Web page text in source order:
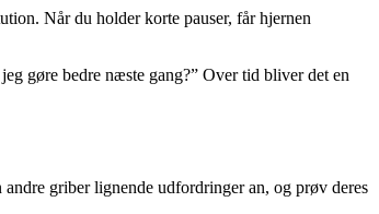
Når du holder korte pauser, får hjernen
gøre bedre næste gang?” Over tid bliver det en
griber lignende udfordringer an, og prøv deres